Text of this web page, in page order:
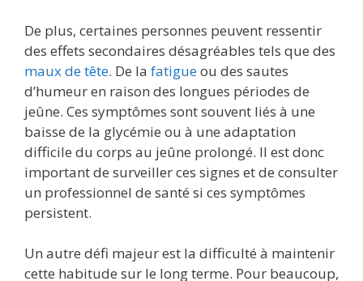
De plus, certaines personnes peuvent ressentir
des effets secondaires désagréables tels que des
maux de tête. De la fatigueou des sautes
d’humeur en raison des longues périodes de
jeûne. Ces symptômes sont souvent liés à une
baisse de la glycémie ou à une adaptation
difficile du corps au jeûne prolongé. Il est donc
important de surveiller ces signes et de consulter
un professionnel de santé si ces symptômes
persistent.
Un autre défi majeur est la difficulté à maintenir
cette habitude sur le long terme. Pour beaucoup,